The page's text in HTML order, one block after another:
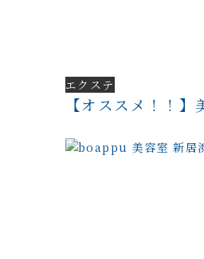
エクステ
【オススメ！！